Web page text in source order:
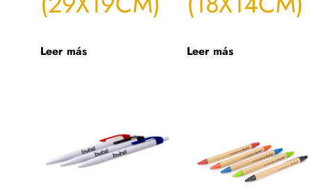
Leer más Leer más